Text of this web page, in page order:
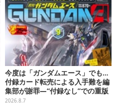
今度は「ガンダムエース」でも…
付録カード転売による入手難を編
集部が謝罪―“付録なし”での重版
対応を進行中
2026.8.7